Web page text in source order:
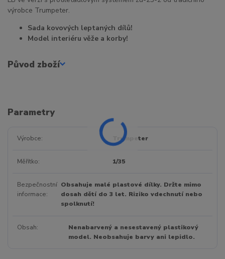
výrobce Trumpeter.
Sada kovových leptaných dílů!
Model interiéru věže a korby!
Původ zboží
Parametry
Výrobce Trumpeter
Měřítko 1/35
Bezpečnostní
informace
Obsahuje malé plastové dílky. Držte mimo
dosah dětí do 3 let. Riziko vdechnutí nebo
spolknutí!
Obsah
Nenabarvený a nesestavený plastikový
model. Neobsahuje barvy ani lepidlo.